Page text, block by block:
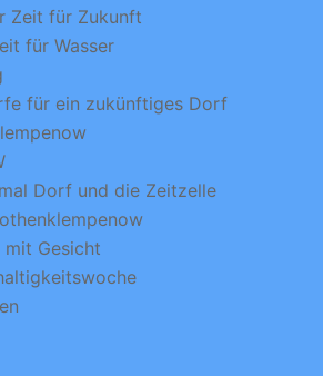
Zeit für Zukunft
für Wasser
für ein zukünftiges Dorf
Dorf und die Zeitzelle
Gesicht